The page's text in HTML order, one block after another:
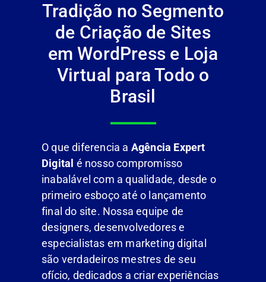
Tradição no Segmento
de Criação de Sites
em WordPress e Loja
Virtual para Todo o
Brasil
O que diferencia a Agência Expert
Digital é nosso compromisso
inabalável com a qualidade, desde o
primeiro esboço até o lançamento
final do site. Nossa equipe de
designers, desenvolvedores e
especialistas em marketing digital
são verdadeiros mestres de seu
ofício, dedicados a criar experiências